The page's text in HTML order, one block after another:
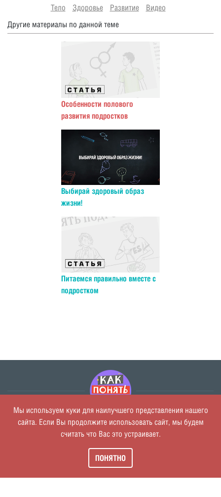
Тело Здоровье Развитие
Видео
Другие материалы по данной теме
Особенности полового
развития подростков
Выбирай здоровый образ
жизни!
Питаемся правильно вместе с
подростком
О проекте
Политика обработки персональных данных
Пользовательское соглашение
Мы используем куки для наилучшего представления нашего
сайта. Если Вы продолжите использовать сайт, мы будем
считать что Вас это устраивает.
ПОНЯТНО